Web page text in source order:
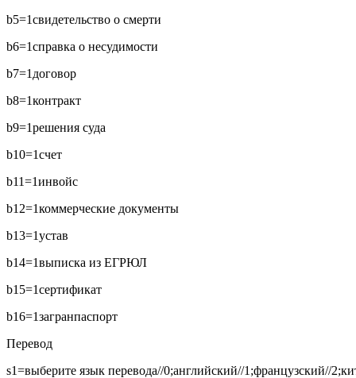
b5=1свидетельство о смерти
b6=1справка о несудимости
b7=1 договор
b8=1контракт
b9=1решения суда
b10=1счет
b11=1инвойс
b12=1коммерческие документы
b13=1устав
b14=1выписка из ЕГРЮЛ
b15=1сертификат
b16=1загранпаспорт
Перевод
s1=выберите язык перевода//0;английский//1;французский//